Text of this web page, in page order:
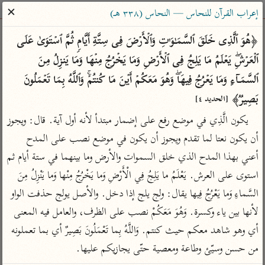
ساهم معنا في نشر القرآن والعلم الشرعي
الباحث القرآني
بحث تفسير علوم مصاحف معاجم
Type 2 or more characters for results.
Type 1 or more
characters for results.
أمّهات
تفسير الطبري
تفسير ابن كثير
تفسير القرطبي
تفسير البغوي
عامّة
فتح البيان للقنوجي
فتح القدير للشوكاني
تفسير ابن جزي
موسوعات
معاصرة
الميسر
المختصر في
التفسير
تفسير السعدي
أيسر التفاسير
إعراب القرآن للنحاس — النحاس (٣٣٨ هـ)
✕
بَصِیرࣱ﴾ [الحديد ٤]
يكون الَّذِي في موضع رفع على إضمار مبتدأ لأنه أول آية. قال: ويجوز
السَّماءِ وَما يَعْرُجُ فِيها يقال: ولج يلج إذا دخل. والأصل يولج حذفت الواو
من حسن وسيّئ وطاعة ومعصية حتّى يجازيكم عليها.